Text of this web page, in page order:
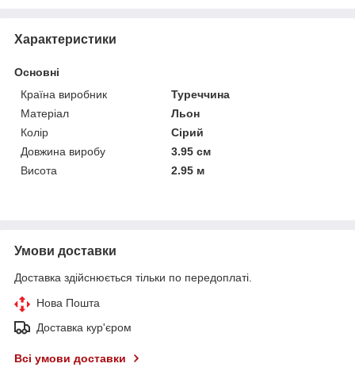
Характеристики
Основні
Країна виробник
Туреччина
Матеріал
Льон
Колір
Сірий
Довжина виробу
3.95 см
Висота
2.95 м
Умови доставки
Доставка здійснюється тільки по передоплаті.
Нова Пошта
Доставка кур'єром
Всі умови доставки